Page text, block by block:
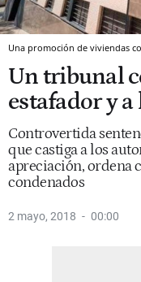
Una promoción de viviendas
Un tribunal
estafador y
Controvertida
que castiga a los
apreciación, ordena
condenados
2 mayo, 2018 00:00